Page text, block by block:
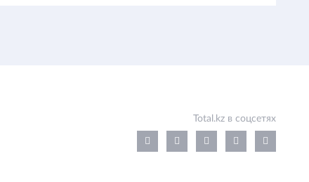
Total.kz в соцсетях